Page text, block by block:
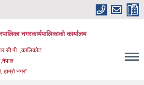
नगरकार्यपालिकाको कार्यालय
,कालिकोट
हाम्रो नगर"